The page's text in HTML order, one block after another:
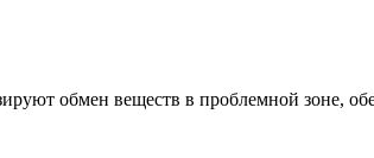
обмен веществ в проблемной зоне,